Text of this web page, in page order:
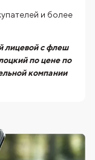
и более
лицевой с флеш
по цене по
компании